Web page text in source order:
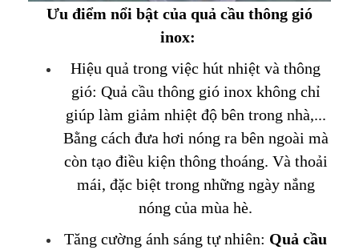
Ưu điểm nổi bật của quả cầu thông gió
inox:
Hiệu quả trong việc hút nhiệt và thông
gió: Quả cầu thông gió inox không chỉ
giúp làm giảm nhiệt độ bên trong nhà,...
Bằng cách đưa hơi nóng ra bên ngoài mà
còn tạo điều kiện thông thoáng. Và thoải
mái, đặc biệt trong những ngày nắng
nóng của mùa hè.
Tăng cường ánh sáng tự nhiên: Quả cầu